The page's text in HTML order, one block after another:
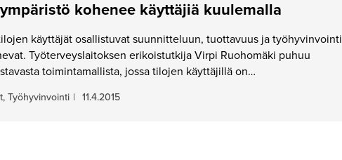
kohenee käyttäjiä kuulemalla
käyttäjät osallistuvat suunnitteluun, tuottavuus ja työhyvinvointi
Työterveyslaitoksen erikoistutkija Virpi Ruohomäki puhuu
toimintamallista, jossa tilojen käyttäjillä on…
Työhyvinvointi | 11.4.2015